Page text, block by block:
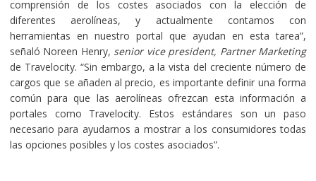
comprensión de los costes asociados con la elección de
diferentes aerolíneas, y actualmente contamos con
herramientas en nuestro portal que ayudan en esta tarea”,
señaló Noreen Henry, senior vice president, Partner Marketing
de Travelocity. “Sin embargo, a la vista del creciente número de
cargos que se añaden al precio, es importante definir una forma
común para que las aerolíneas ofrezcan esta información a
portales como Travelocity. Estos estándares son un paso
necesario para ayudarnos a mostrar a los consumidores todas
las opciones posibles y los costes asociados”.